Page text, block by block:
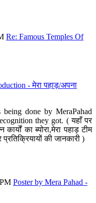
Re: Famous Temples Of
- मेरा पहाड़/अपना
done by MeraPahad
they got. ( यहाँ पर
का ब्योरा,मेरा पहाड़ टीम
की जानकारी )
Poster by Mera Pahad -